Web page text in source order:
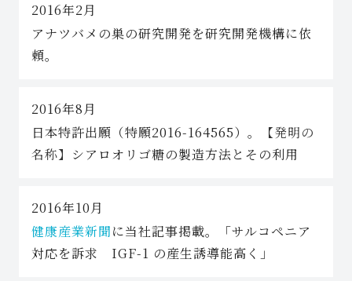
2016年2月
アナツバメの巣の研究開発を研究開発機構に依
頼。
2016年8月
日本特許出願（特願2016-164565）。
【発明の
名称】 シアロオリゴ糖の製造方法とその利用
2016年10月
健康産業新聞に当社記事掲載。「サルコペニア
対応を訴求 IGF-1 の産生誘導能高く」